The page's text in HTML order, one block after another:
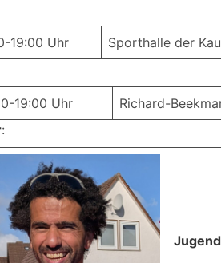
19:00 Uhr
Sporthalle der
19:00 Uhr
Richard-
: